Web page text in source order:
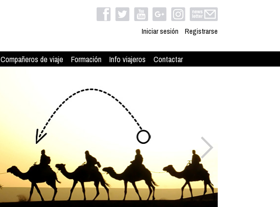
Iniciar sesión Registrarse
Compañeros de viaje Formación Info viajeros Contactar